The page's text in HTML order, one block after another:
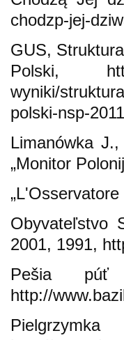
chodzp-jej-
GUS,
Polski, http://
wyniki/
polski-nsp-
Limanówka
„Monitor
Obyvateľstvo
2001, 1991,
Pešia púť
http://